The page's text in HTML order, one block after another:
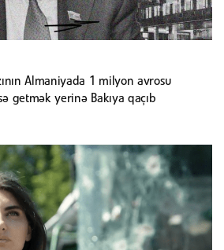
Almaniyada 1 milyon avrosu
getmək yerinə Bakıya qaçıb